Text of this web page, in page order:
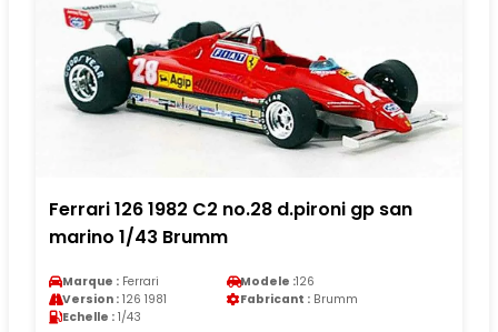
Ferrari 126 1982 C2 no.28 d.pironi gp san
marino 1/43 Brumm
Marque : Ferrari Modele :126
Version : 126 1981 Fabricant : Brumm
Echelle : 1/43